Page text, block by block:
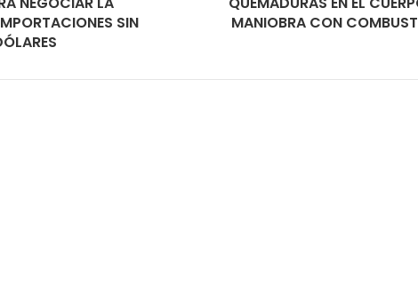
SIN
MANIOBRA CON